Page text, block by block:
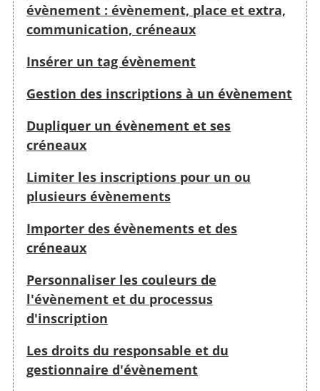
évènement : évènement, place et extra,
communication, créneaux
Insérer un tag évènement
Gestion des inscriptions à un évènement
Dupliquer un évènement et ses
créneaux
Limiter les inscriptions pour un ou
plusieurs évènements
Importer des évènements et des
créneaux
Personnaliser les couleurs de
l'évènement et du processus
d'inscription
Les droits du responsable et du
gestionnaire d'évènement